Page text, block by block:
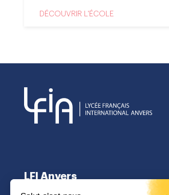
DÉCOUVRIR L'ÉCOLE
LFI Anvers